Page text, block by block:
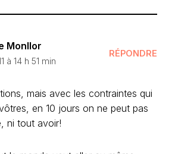
Monllor
à 14 h 51 min
RÉPONDRE
mais avec les contraintes qui
en 10 jours on ne peut pas
ni tout avoir!